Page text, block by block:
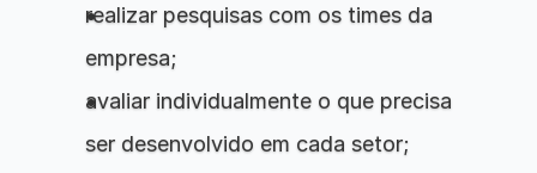
realizar pesquisas com os times da
empresa;
avaliar individualmente o que precisa
ser desenvolvido em cada setor;